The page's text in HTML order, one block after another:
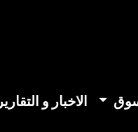
الاخبار و التقارير